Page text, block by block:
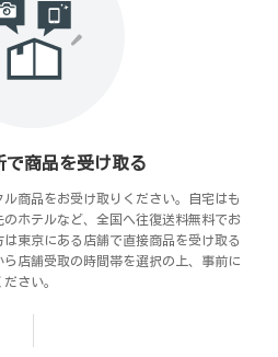
で商品を受け取る
商品をお受け取りください。自宅はも
ホテルなど、全国へ往復送料無料でお
東京にある店舗で直接商品を受け取る
店舗受取の時間帯を選択の上、事前に
さい。